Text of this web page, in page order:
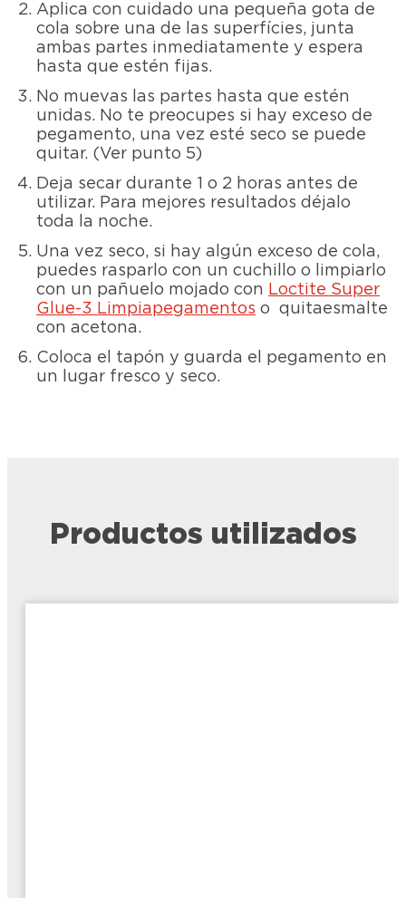
Aplica con cuidado una pequeña gota de
cola sobre una de las superfícies, junta
ambas partes inmediatamente y espera
hasta que estén fijas.
No muevas las partes hasta que estén
unidas. No te preocupes si hay exceso de
pegamento, una vez esté seco se puede
quitar. (Ver punto 5)
Deja secar durante 1 o 2 horas antes de
utilizar. Para mejores resultados déjalo
toda la noche.
Una vez seco, si hay algún exceso de cola,
puedes rasparlo con un cuchillo o limpiarlo
con un pañuelo mojado con Loctite Super
Glue-3 Limpiapegamentos o quitaesmalte
con acetona.
Coloca el tapón y guarda el pegamento en
un lugar fresco y seco.
Productos utilizados